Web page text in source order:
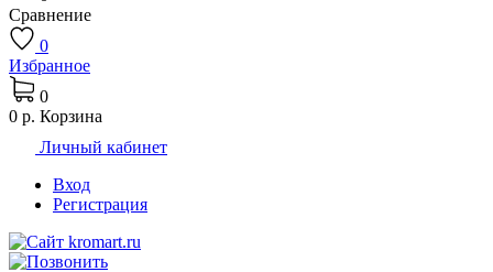
Сравнение
0
Избранное
0
0 р. Корзина
Личный кабинет
Вход
Регистрация